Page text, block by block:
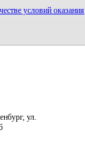
условий оказания
ул.